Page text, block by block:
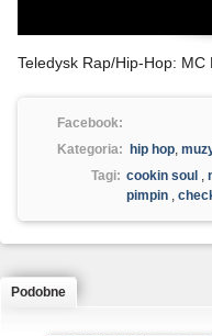
Teledysk Rap/Hip-Hop:
Facebook:
Kategoria:
hip hop,
Tagi: cookin soul ,
pimpin ,
Podobne